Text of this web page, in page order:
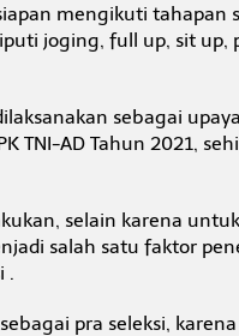
mengikuti tahapan
joging, full up, sit
sebagai
TNI-AD Tahun 2021,
selain karena
salah satu faktor
.
pra seleksi,